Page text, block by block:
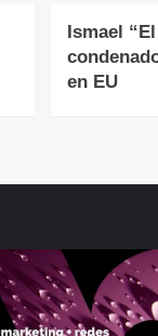
Ismael
en EU